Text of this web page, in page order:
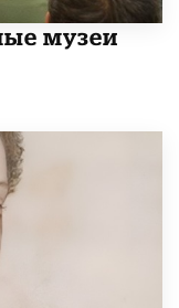
музеи